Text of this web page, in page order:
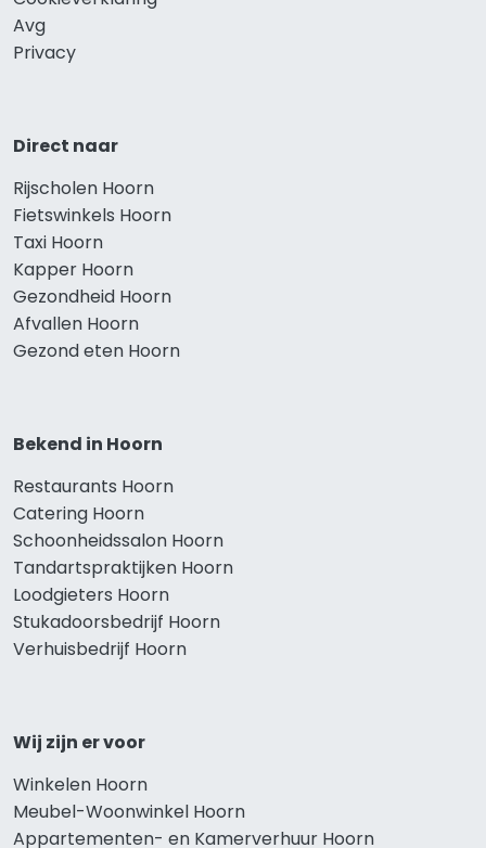
Avg
Privacy
Direct naar
Rijscholen Hoorn
Fietswinkels Hoorn
Taxi Hoorn
Kapper Hoorn
Gezondheid Hoorn
Afvallen Hoorn
Gezond eten Hoorn
Bekend in Hoorn
Restaurants Hoorn
Catering Hoorn
Schoonheidssalon Hoorn
Tandartspraktijken Hoorn
Loodgieters Hoorn
Stukadoorsbedrijf Hoorn
Verhuisbedrijf Hoorn
Wij zijn er voor
Winkelen Hoorn
Meubel-Woonwinkel Hoorn
Appartementen- en Kamerverhuur Hoorn